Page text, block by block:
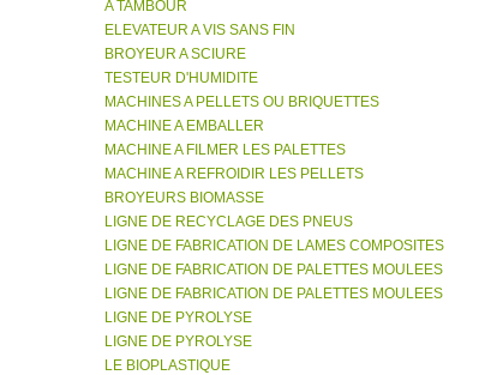
A TAMBOUR
ELEVATEUR A VIS SANS FIN
BROYEUR A SCIURE
TESTEUR D'HUMIDITE
MACHINES A PELLETS OU BRIQUETTES
MACHINE A EMBALLER
MACHINE A FILMER LES PALETTES
MACHINE A REFROIDIR LES PELLETS
BROYEURS BIOMASSE
LIGNE DE RECYCLAGE DES PNEUS
LIGNE DE FABRICATION DE LAMES COMPOSITES
LIGNE DE FABRICATION DE PALETTES MOULEES
LIGNE DE FABRICATION DE PALETTES MOULEES
LIGNE DE PYROLYSE
LIGNE DE PYROLYSE
LE BIOPLASTIQUE